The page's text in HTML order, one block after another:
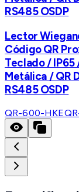
RS485 OSDP
Lector
Código QR
Teclado / IP65
Metálica / QR
RS485 OSDP
QR-600-HKE